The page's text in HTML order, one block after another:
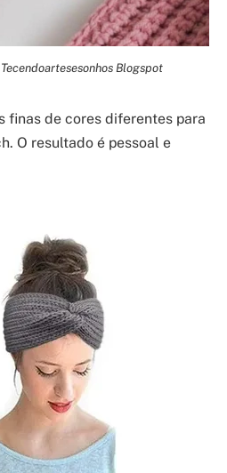
Blogspot
finas de cores diferentes para
O resultado é pessoal e